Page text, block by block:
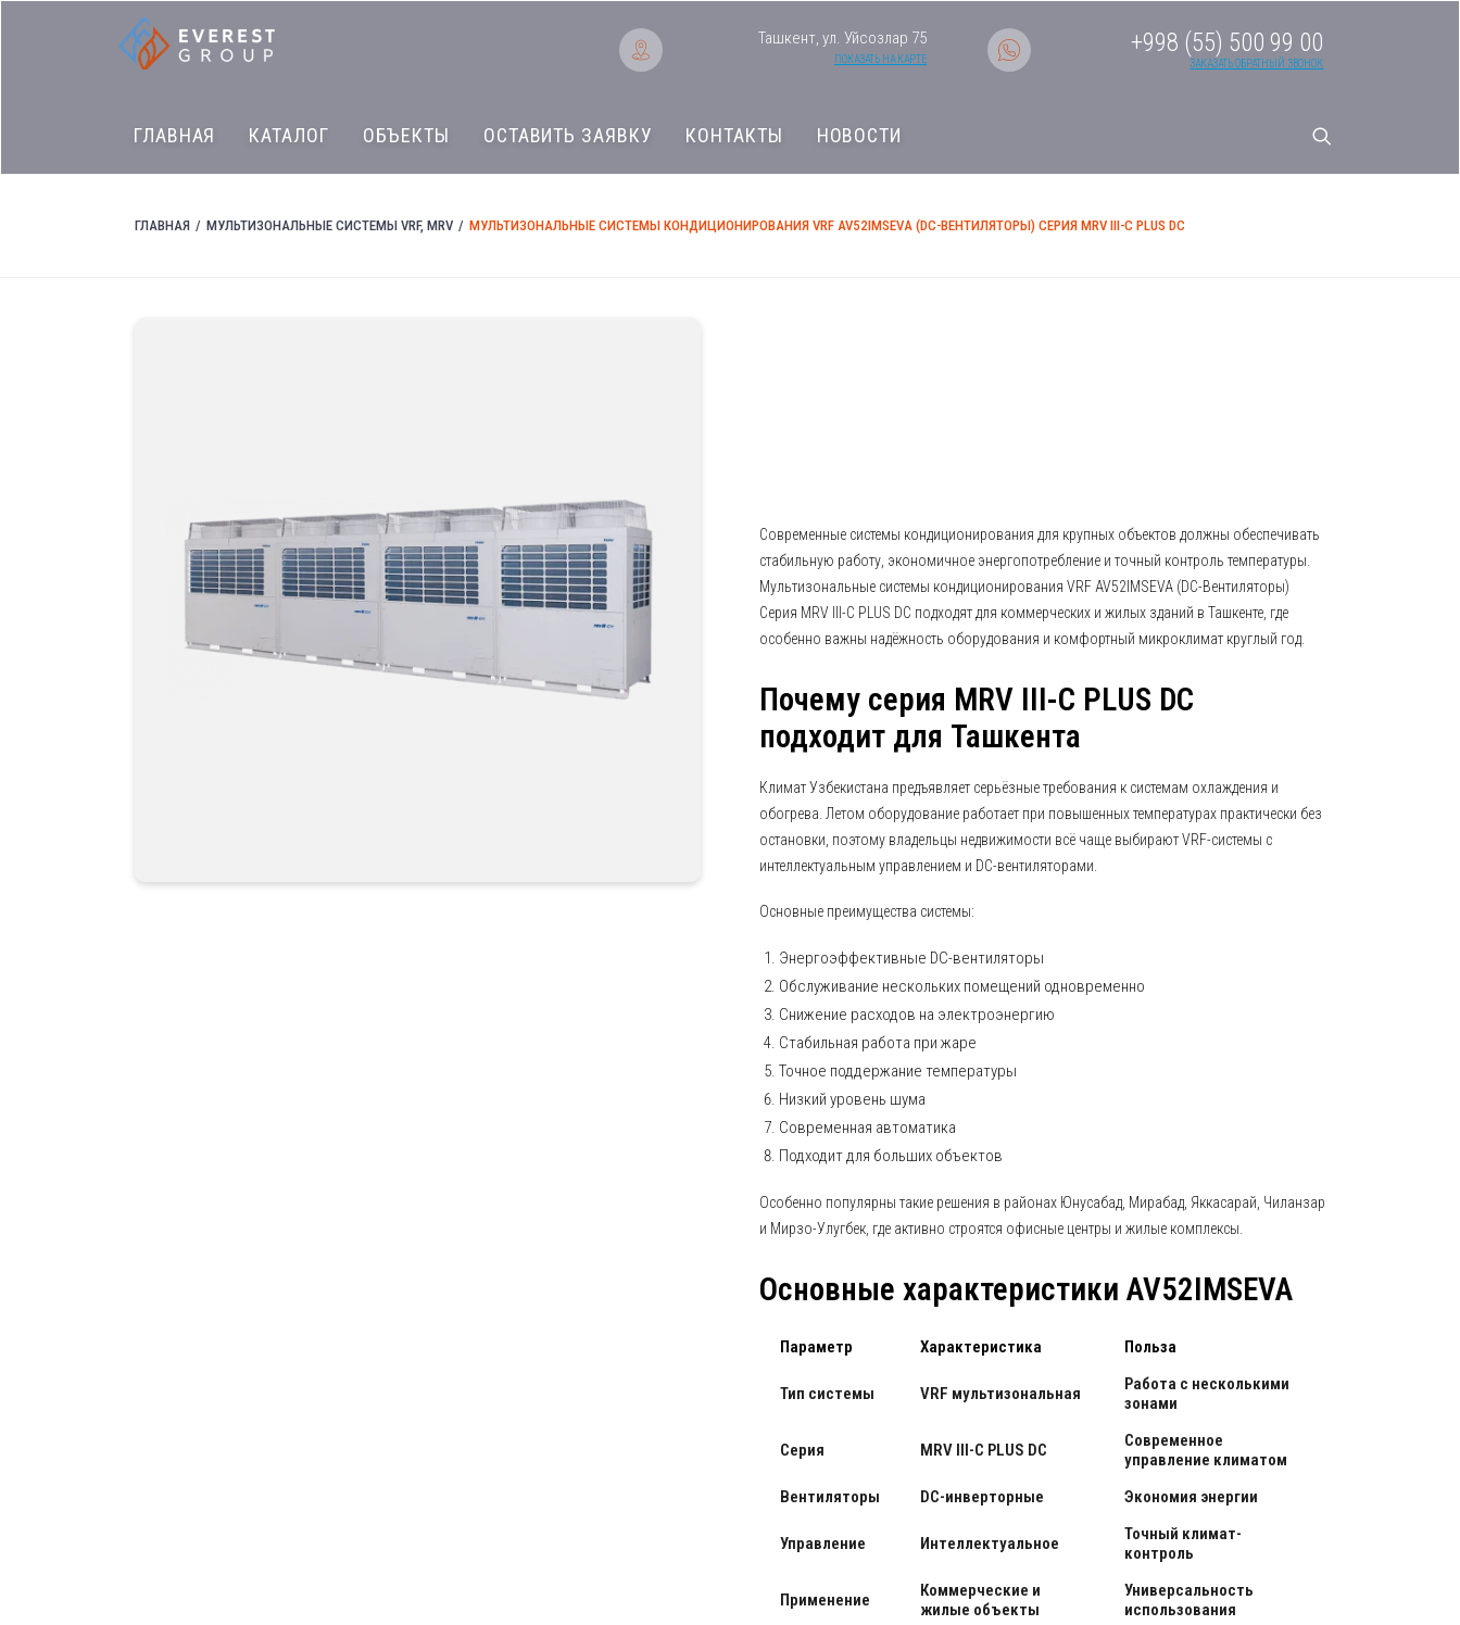
Ташкент, ул. Уйсозлар 75
ПОКАЗАТЬ НА КАРТЕ
+998 (55) 500 99 00
ЗАКАЗАТЬ ОБРАТНЫЙ ЗВОНОК
ГЛАВНАЯ КАТАЛОГ ОБЪЕКТЫ ОСТАВИТЬ ЗАЯВКУ КОНТАКТЫ НОВОСТИ
ГЛАВНАЯ МУЛЬТИЗОНАЛЬНЫЕ СИСТЕМЫ VRF, MRV МУЛЬТИЗОНАЛЬНЫЕ СИСТЕМЫ КОНДИЦИОНИРОВАНИЯ VRF AV52IMSEVA (DC-ВЕНТИЛЯТОРЫ) СЕРИЯ MRV III-C PLUS DC
Современные системы кондиционирования для крупных объектов должны обеспечивать
стабильную работу, экономичное энергопотребление и точный контроль температуры.
Мультизональные системы кондиционирования VRF AV52IMSEVA (DC-Вентиляторы)
Серия MRV III-C PLUS DC подходят для коммерческих и жилых зданий в Ташкенте, где
особенно важны надёжность оборудования и комфортный микроклимат круглый год.
Почему серия MRV III-C PLUS DC
подходит для Ташкента
Климат Узбекистана предъявляет серьёзные требования к системам охлаждения и
обогрева. Летом оборудование работает при повышенных температурах практически без
остановки, поэтому владельцы недвижимости всё чаще выбирают VRF-системы с
интеллектуальным управлением и DC-вентиляторами.
Основные преимущества системы:
Энергоэффективные DC-вентиляторы
Обслуживание нескольких помещений одновременно
Снижение расходов на электроэнергию
Стабильная работа при жаре
Точное поддержание температуры
Низкий уровень шума
Современная автоматика
Подходит для больших объектов
Особенно популярны такие решения в районах Юнусабад, Мирабад, Яккасарай, Чиланзар
и Мирзо-Улугбек, где активно строятся офисные центры и жилые комплексы.
Основные характеристики AV52IMSEVA
Параметр Характеристика Польза
Тип системы VRF мультизональная
Работа с несколькими
зонами
Серия MRV III-C PLUS DC
Современное
управление климатом
Вентиляторы
DC-инверторные Экономия энергии
Управление Интеллектуальное
Точный климат-
контроль
Применение
Коммерческие и
жилые объекты
Универсальность
использования